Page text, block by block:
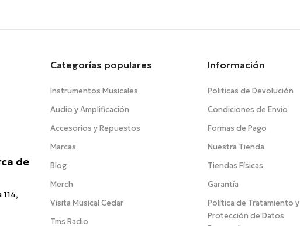
de
Categorías populares
Instrumentos Musicales
Audio y Amplificación
Accesorios y Repuestos
Marcas
Blog
Merch
Visita Musical Cedar
Tms Radio
Información
Politicas de Devolución
Condiciones de Envío
Formas de Pago
Nuestra Tienda
Tiendas Físicas
Garantía
Política de Tratamiento y
Protección de Datos